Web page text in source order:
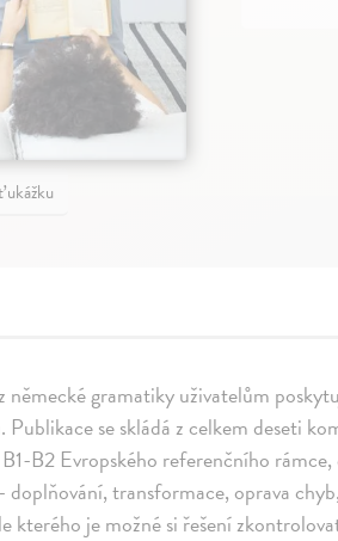
německé gramatiky uživatelům
se skládá z celkem deseti
B2 Evropského referenčního
transformace, oprava
kterého je možné si řešení